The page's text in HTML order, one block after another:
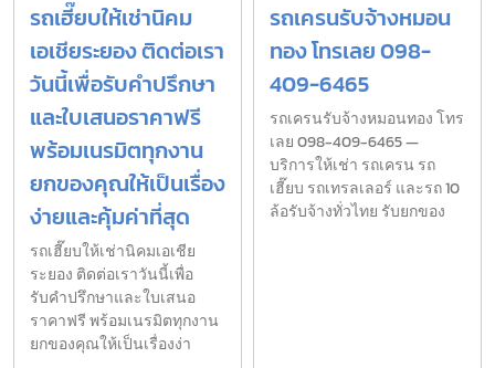
รถเฮี๊ยบให้เช่านิคม
เอเชียระยอง ติดต่อเรา
วันนี้เพื่อรับคำปรึกษา
และใบเสนอราคาฟรี
พร้อมเนรมิตทุกงาน
ยกของคุณให้เป็นเรื่อง
ง่ายและคุ้มค่าที่สุด
รถเฮี๊ยบให้เช่านิคมเอเชีย
ระยอง ติดต่อเราวันนี้เพื่อ
รับคำปรึกษาและใบเสนอ
ราคาฟรี พร้อมเนรมิตทุกงาน
ยกของคุณให้เป็นเรื่องง่า
รถเครนรับจ้างหมอน
ทอง โทรเลย 098-
409-6465
รถเครนรับจ้างหมอนทอง โทร
เลย 098-409-6465 —
บริการให้เช่า รถเครน รถ
เฮี๊ยบ รถเทรลเลอร์ และรถ 10
ล้อรับจ้างทั่วไทย รับยกของ